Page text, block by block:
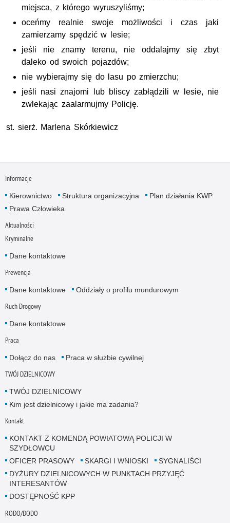
miejsca, z którego wyruszyliśmy;
oceńmy realnie swoje możliwości i czas jaki
zamierzamy spędzić w lesie;
jeśli nie znamy terenu, nie oddalajmy się zbyt
daleko od swoich pojazdów;
nie wybierajmy się do lasu po zmierzchu;
jeśli nasi znajomi lub bliscy zabłądzili w lesie, nie
zwlekając zaalarmujmy Policję.
st. sierż. Marlena Skórkiewicz
Informacje
Kierownictwo Struktura organizacyjna
Plan działania KWP
Prawa Człowieka
Aktualności
Kryminalne
Dane kontaktowe
Prewencja
Dane kontaktowe Oddziały o profilu mundurowym
Ruch Drogowy
Dane kontaktowe
Praca
Dołącz do nas Praca w służbie cywilnej
TWÓJ DZIELNICOWY
TWÓJ DZIELNICOWY
Kim jest dzielnicowy i jakie ma zadania?
Kontakt
KONTAKT Z KOMENDĄ POWIATOWĄ POLICJI W
SZYDŁOWCU
OFICER PRASOWY
SKARGI I WNIOSKI
SYGNALIŚCI
DYŻURY DZIELNICOWYCH W PUNKTACH PRZYJĘĆ
INTERESANTÓW
DOSTĘPNOŚĆ KPP
RODO/DODO